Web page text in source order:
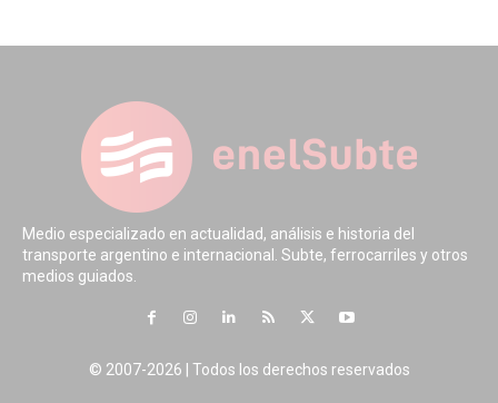
Medio especializado en actualidad, análisis e historia del
transporte argentino e internacional. Subte, ferrocarriles y otros
medios guiados.
© 2007-2026 | Todos los derechos reservados